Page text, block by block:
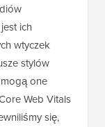
ich
wtyczek
stylów
one
Web Vitals
się,